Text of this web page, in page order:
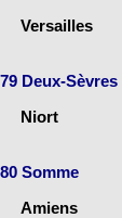
Versailles
79 Deux-Sèvres
Niort
80 Somme
Amiens